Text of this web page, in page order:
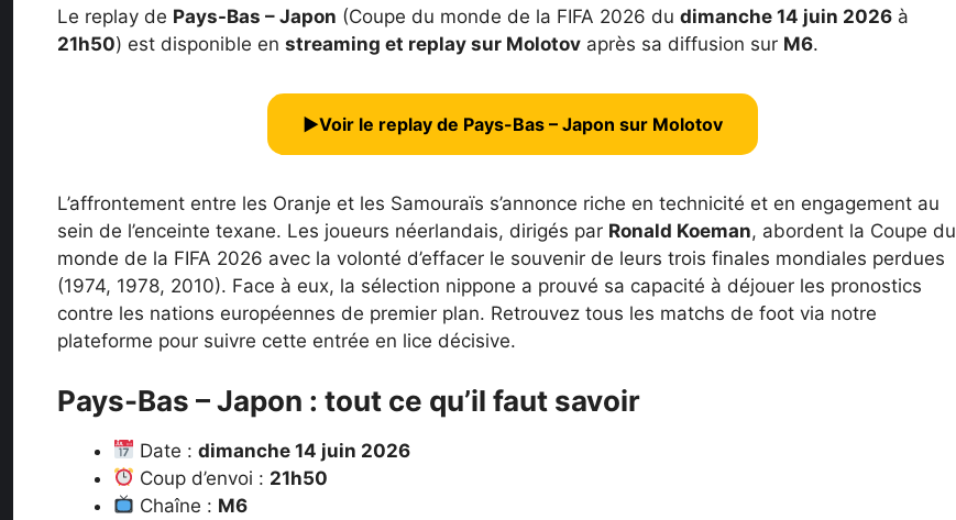
Le replay de Pays-Bas – Japon (Coupe du monde de la FIFA 2026 du dimanche 14 juin 2026 à
21h50) est disponible en streaming et replay sur Molotov après sa diffusion sur M6.
▶Voir le replay de Pays-Bas – Japon sur Molotov
L’affrontement entre les Oranje et les Samouraïs s’annonce riche en technicité et en engagement au
sein de l’enceinte texane. Les joueurs néerlandais, dirigés par Ronald Koeman, abordent la Coupe du
monde de la FIFA 2026 avec la volonté d’effacer le souvenir de leurs trois finales mondiales perdues
(1974, 1978, 2010). Face à eux, la sélection nippone a prouvé sa capacité à déjouer les pronostics
contre les nations européennes de premier plan. Retrouvez tous les matchs de foot via notre
plateforme pour suivre cette entrée en lice décisive.
Pays-Bas – Japon : tout ce qu’il faut savoir
Date :dimanche 14 juin 2026
Coup d’envoi : 21h50
Chaîne : M6